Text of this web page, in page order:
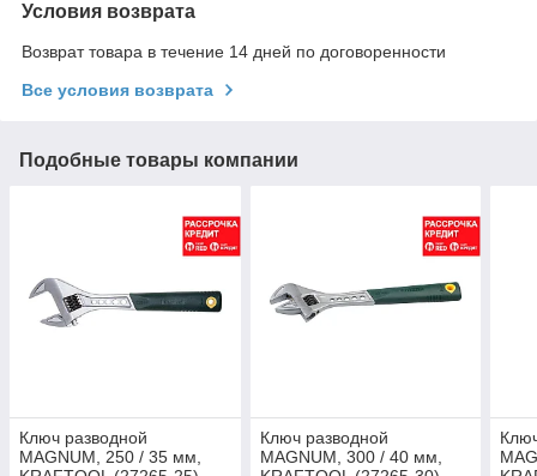
Условия возврата
Возврат товара в течение 14 дней по договоренности
Все условия возврата
Подобные товары компании
Ключ разводной
MAGNUM, 250 / 35 мм,
Ключ разводной
MAGNUM, 300 / 40 мм,